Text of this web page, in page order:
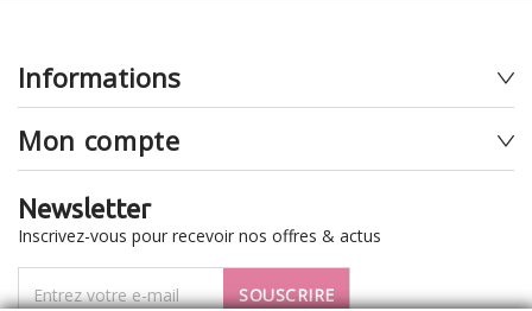
Informations
Mon compte
Newsletter
Inscrivez-vous pour recevoir nos offres & actus
SOUSCRIRE